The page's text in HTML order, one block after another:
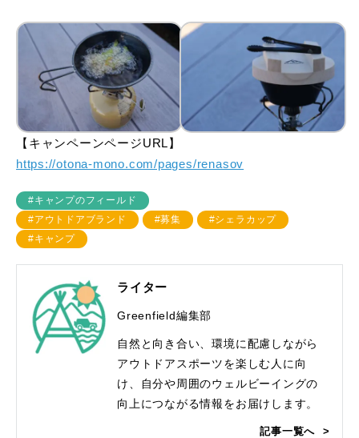
【キャンペーンページURL】
https://otona-mono.com/pages/renasov
#キャンプのフィールド
#アウトドアブランド
#募集
#シェラカップ
#キャンプ
ライター
Greenfield編集部
自然と向き合い、環境に配慮しながら
アウトドアスポーツを楽しむ人に向
け、自分や周囲のウェルビーイングの
向上につながる情報をお届けします。
記事一覧へ